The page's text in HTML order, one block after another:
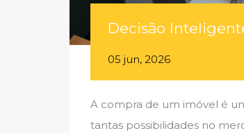
Decisão
05 jun, 2026
A compra de um imóvel é
tantas possibilidades no